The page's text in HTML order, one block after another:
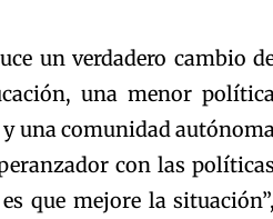
un verdadero cambio
una menor
una comunidad
con las
que mejore la